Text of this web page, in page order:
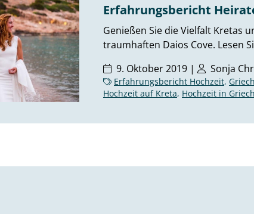
Erfahrungsbericht
Genießen Sie die Vielfalt Kretas
traumhaften Daios Cove. Lesen
9. Oktober 2019 |
Sonja
Erfahrungsbericht Hochzeit,
Hochzeit auf Kreta, Hochzeit in